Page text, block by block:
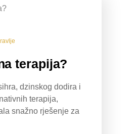
terapija?
dzinskog dodira i
terapija,
snažno rješenje za